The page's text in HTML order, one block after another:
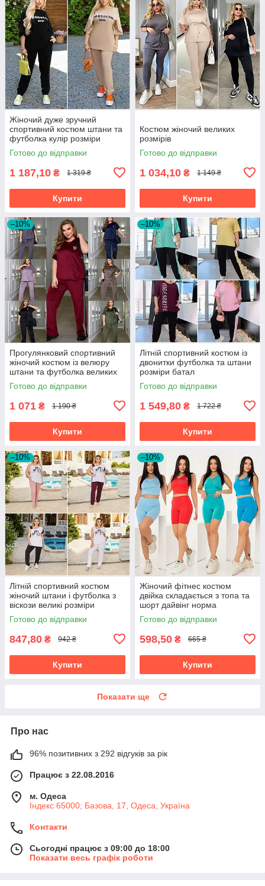
Жіночий дуже зручний
спортивний костюм штани та
футболка кулір розміри
норма й батал
Готово до відправки
1 187,10 ₴ 1 319 ₴
Купити
Костюм жіночий великих
розмірів
Готово до відправки
1 034,10 ₴ 1 149 ₴
Купити
–10%
Прогулянковий спортивний
жіночий костюм із велюру
штани та футболка великих
розмірів
Готово до відправки
1 071 ₴ 1 190 ₴
Купити
–10%
Літній спортивний костюм із
двонитки футболка та штани
розміри батал
Готово до відправки
1 549,80 ₴ 1 722 ₴
Купити
–10%
Літній спортивний костюм
жіночий штани і футболка з
віскози великі розміри
Готово до відправки
847,80 ₴ 942 ₴
Купити
–10%
Жіночий фітнес костюм
двійка складається з топа та
шорт дайвінг норма
Готово до відправки
598,50 ₴ 665 ₴
Купити
Показати ще
Про нас
96% позитивних з 292 відгуків за рік
Працює з 22.08.2016
м. Одеса
Індекс 65000; Базова, 17, Одеса, Україна
Контакти
Сьогодні працює з 09:00 до 18:00
Показати весь графік роботи